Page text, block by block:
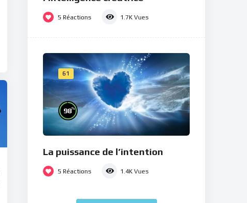
5 Réactions 1.7K Vues
61
98%
La puissance de l’intention
5 Réactions 1.4K Vues